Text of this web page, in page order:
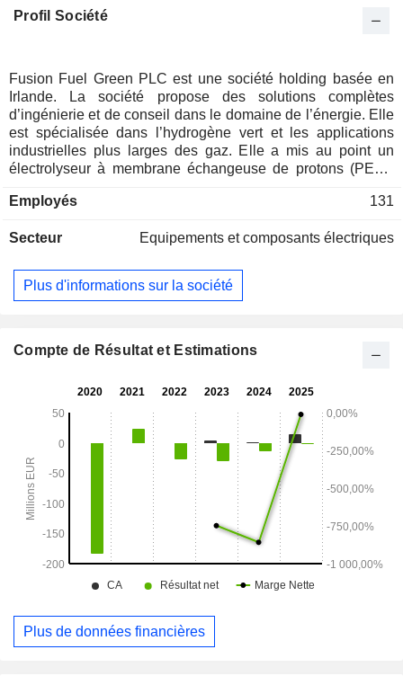
Profil Société
Fusion Fuel Green PLC est une société holding basée en
Irlande. La société propose des solutions complètes
d’ingénierie et de conseil dans le domaine de l’énergie. Elle
est spécialisée dans l’hydrogène vert et les applications
industrielles plus larges des gaz. Elle a mis au point un
électrolyseur à membrane échangeuse de protons (PEM),
photoélectrochimique à couplage direct » (le HEVO), qui est
HEVO intègre une architecture modulaire par blocs conçue
envergure. Elle se concentre sur la recherche et le
développement liés aux technologies HEVO. Elle fournit des
d'approvisionnement aux promoteurs qui construisent des
vert à partir d'énergie solaire, H2Evora, comprend environ
électrolyseurs HEVO. Ses filiales sont notamment Fusion
Fuel Spain, S.L. et Fusion Fuel USA, Inc.
Employés 131
Secteur Equipements et composants électriques
Plus d'informations sur la société
Compte de Résultat et Estimations
Plus de données financières